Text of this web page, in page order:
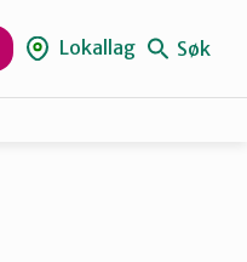
Lokallag Søk